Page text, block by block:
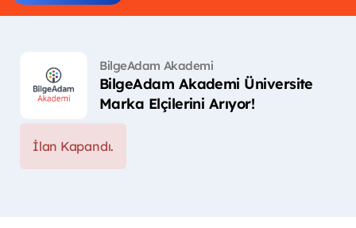
BilgeAdam Akademi
BilgeAdam Akademi Üniversite
Marka Elçilerini Arıyor!
İlan Kapandı.